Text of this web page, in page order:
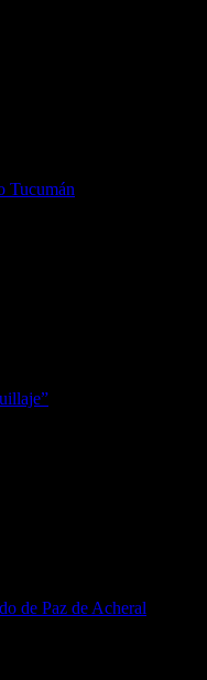
Tucumán
de Paz de Acheral